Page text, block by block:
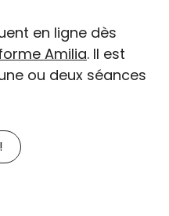
en ligne dès
Amilia. Il est
ou deux séances